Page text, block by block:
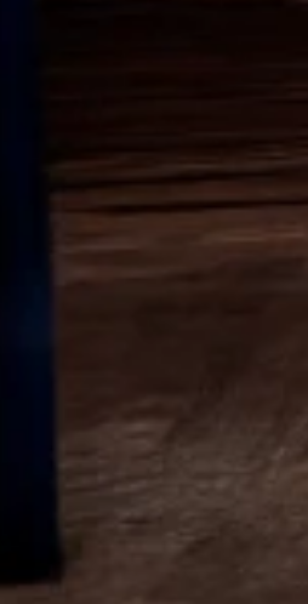
med mus
villaveje,
både nye og ældre
og andre
på boligen. Haver
og kompost kan
tæt ved huset. Du
gennem vores
formularen, så
fra nærområdet.
mus farlige
bakterier og
urin, ekskrementer
i ledninger,